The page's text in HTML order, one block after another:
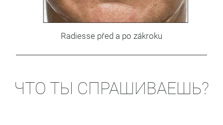
Radiesse před a po zákroku
ЧТО ТЫ СПРАШИВАЕШЬ?